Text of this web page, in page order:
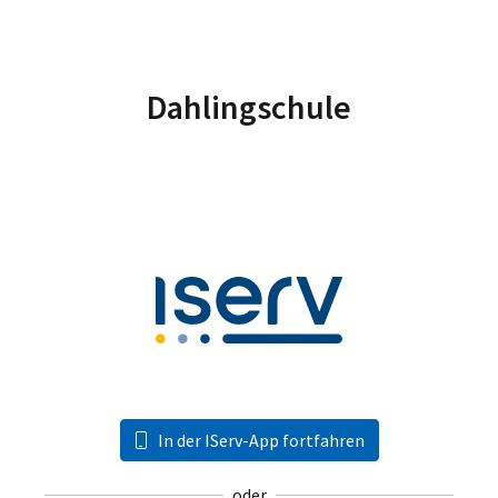
Dahlingschule
In der IServ-App fortfahren